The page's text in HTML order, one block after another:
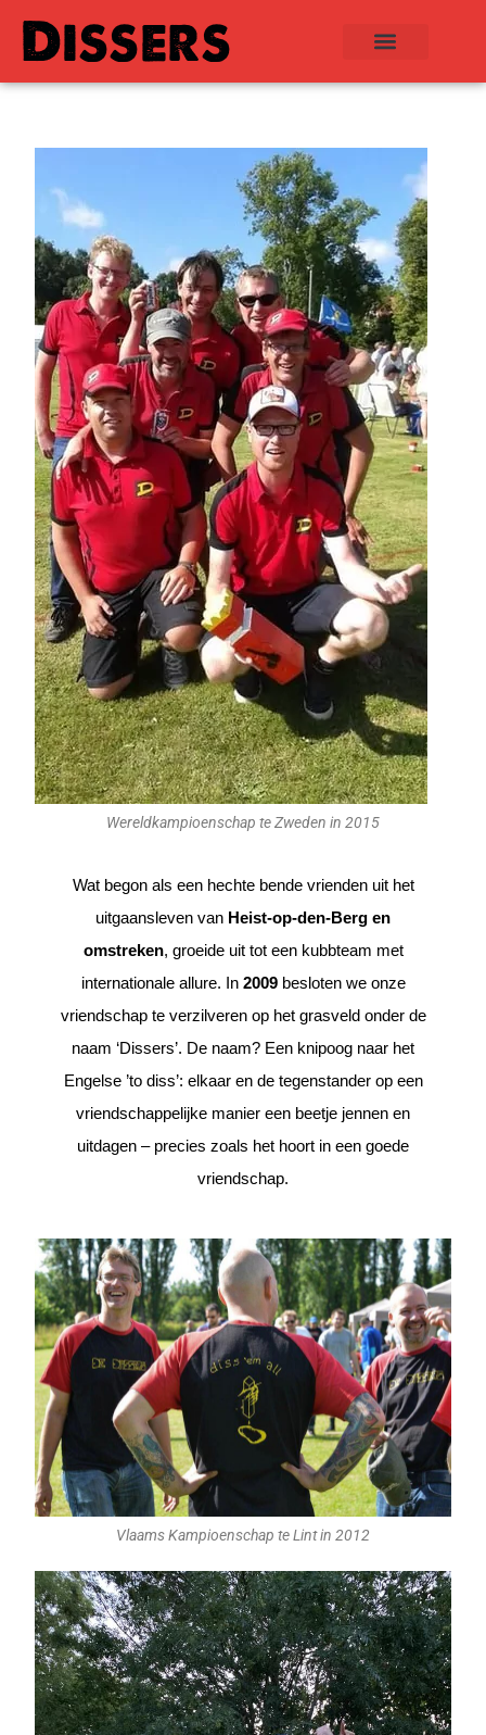
Dissers
Wereldkampioenschap te Zweden in 2015
Wat begon als een hechte bende vrienden uit het
uitgaansleven van Heist-op-den-Berg en
omstreken, groeide uit tot een kubbteam met
internationale allure. In 2009besloten we onze
vriendschap te verzilveren op het grasveld onder de
naam ‘Dissers’. De naam? Een knipoog naar het
Engelse ’to diss’: elkaar en de tegenstander op een
vriendschappelijke manier een beetje jennen en
uitdagen – precies zoals het hoort in een goede
vriendschap.
Vlaams Kampioenschap te Lint in 2012